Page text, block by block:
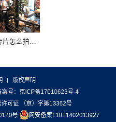
版权声明
号： 京ICP备17010623号-4
可证 （京）字第13362号
号
网安备案11011402013927